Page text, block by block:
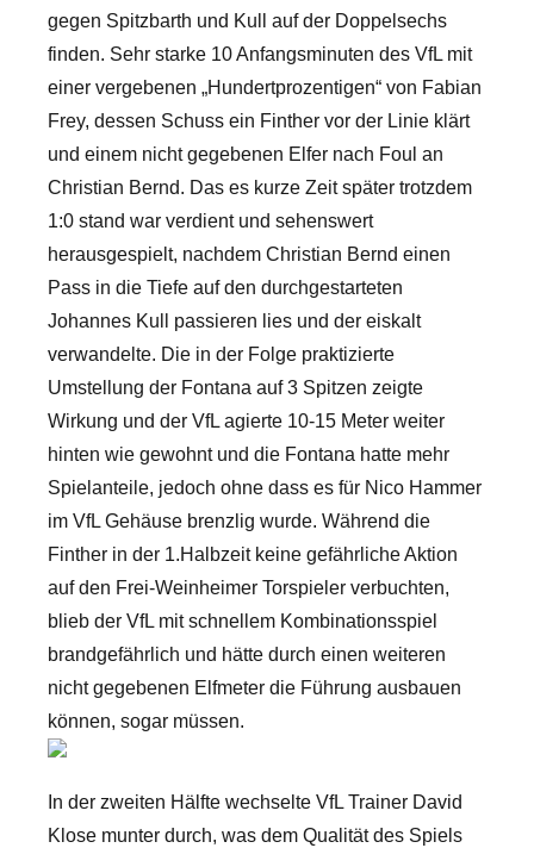
gegen Spitzbarth und Kull auf der Doppelsechs
finden. Sehr starke 10 Anfangsminuten des VfL mit
einer vergebenen „Hundertprozentigen“ von Fabian
Frey, dessen Schuss ein Finther vor der Linie klärt
und einem nicht gegebenen Elfer nach Foul an
Christian Bernd. Das es kurze Zeit später trotzdem
1:0 stand war verdient und sehenswert
herausgespielt, nachdem Christian Bernd einen
Pass in die Tiefe auf den durchgestarteten
Johannes Kull passieren lies und der eiskalt
verwandelte. Die in der Folge praktizierte
Umstellung der Fontana auf 3 Spitzen zeigte
Wirkung und der VfL agierte 10-15 Meter weiter
hinten wie gewohnt und die Fontana hatte mehr
Spielanteile, jedoch ohne dass es für Nico Hammer
im VfL Gehäuse brenzlig wurde. Während die
Finther in der 1.Halbzeit keine gefährliche Aktion
auf den Frei-Weinheimer Torspieler verbuchten,
blieb der VfL mit schnellem Kombinationsspiel
brandgefährlich und hätte durch einen weiteren
nicht gegebenen Elfmeter die Führung ausbauen
können, sogar müssen.
In der zweiten Hälfte wechselte VfL Trainer David
Klose munter durch, was dem Qualität des Spiels